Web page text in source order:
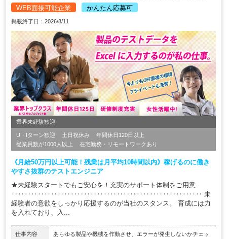
WEB面接可能企業
かんたん応募可
掲載終了日：2026/8/11
業界未経験歓迎
U・Iターン歓迎 土日祝休み
年間休日120日以上
従業員数が1000人以上
在宅勤務・リモートワークあり
《月給50万円以上可能！残業は月平均10時間以内》稼げるのに働き
やすさ抜群のテストエンジニア
★未経験スタートでもご安心を！充実のサポート体制をご用意
‥‥‥‥‥‥‥‥‥‥‥‥‥‥‥‥‥‥‥‥‥‥‥‥‥‥‥‥‥ 未
経験者の意欲をしっかり応援するのが当社のスタンス。 育成には力
を入れており、入...
仕事内容
あらゆる製品や機械を作動させ、エラーが発生しないかチェッ